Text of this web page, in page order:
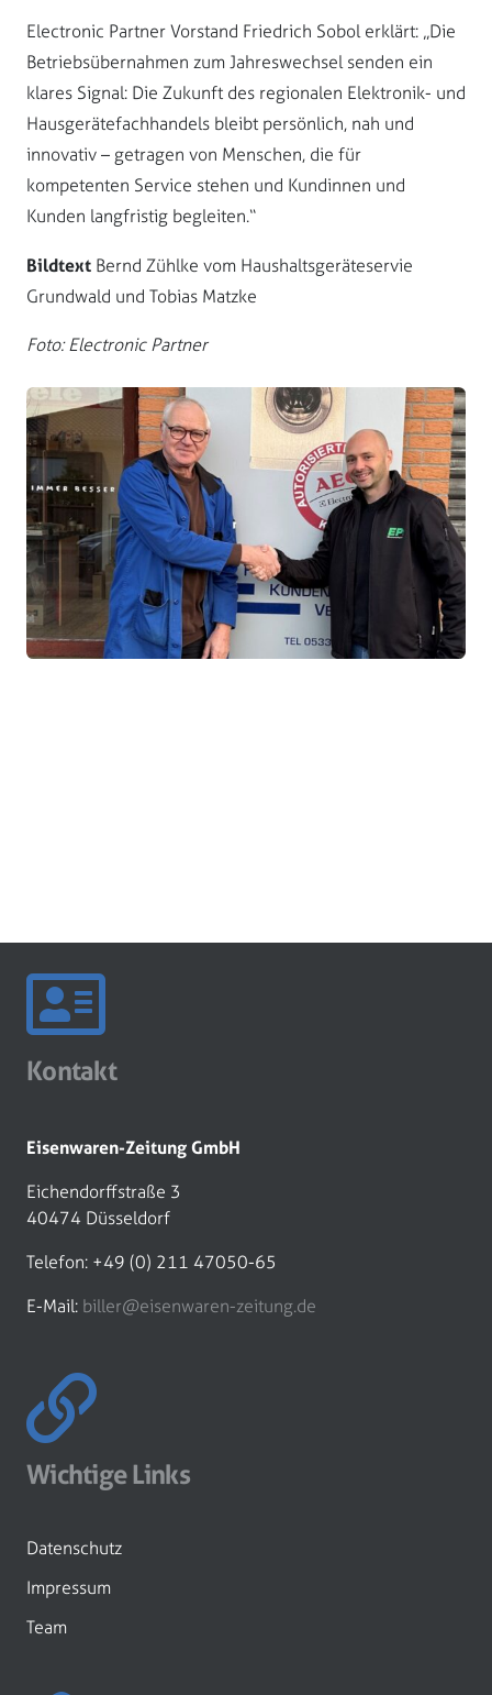
Electronic Partner Vorstand Friedrich Sobol erklärt: „Die
Betriebsübernahmen zum Jahreswechsel senden ein
klares Signal: Die Zukunft des regionalen Elektronik- und
Hausgerätefachhandels bleibt persönlich, nah und
innovativ – getragen von Menschen, die für
kompetenten Service stehen und Kundinnen und
Kunden langfristig begleiten.“
Bildtext Bernd Zühlke vom Haushaltsgeräteservie
Grundwald und Tobias Matzke
Foto: Electronic Partner
Kontakt
Eisenwaren-Zeitung GmbH
Eichendorffstraße 3
40474 Düsseldorf
Telefon: +49 (0) 211 47050-65
E-Mail: biller@eisenwaren-zeitung.de
Wichtige Links
Datenschutz
Impressum
Team